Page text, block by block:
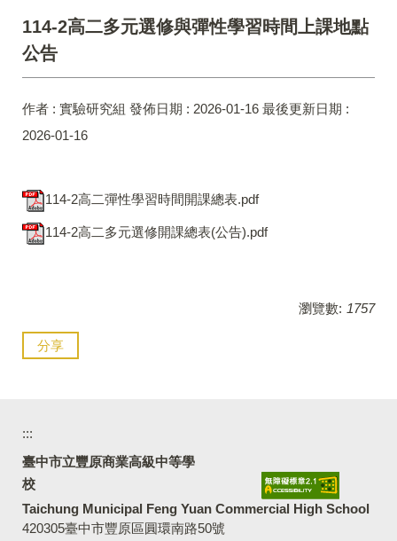
114-2高二多元選修與彈性學習時間上課地點
公告
作者 : 實驗研究組 發佈日期 : 2026-01-16 最後更新日期 :
2026-01-16
114-2高二彈性學習時間開課總表.pdf
114-2高二多元選修開課總表(公告).pdf
瀏覽數: 1757
分享
:::
臺中市立豐原商業高級中等學
校
Taichung Municipal Feng Yuan Commercial High School
420305臺中市豐原區圓環南路50號